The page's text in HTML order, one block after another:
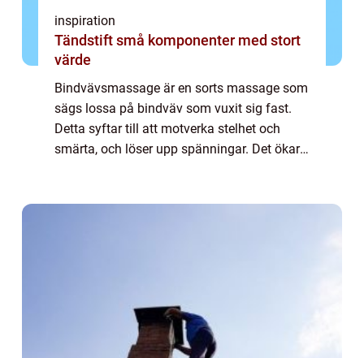
inspiration
Tändstift små komponenter med stort
värde
Bindvävsmassage är en sorts massage som
sägs lossa på bindväv som vuxit sig fast.
Detta syftar till att motverka stelhet och
smärta, och löser upp spänningar. Det ökar